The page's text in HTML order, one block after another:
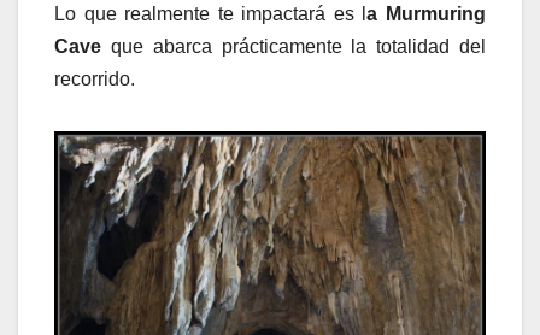
Lo que realmente te impactará es la Murmuring
Cave que abarca prácticamente la totalidad del
recorrido.